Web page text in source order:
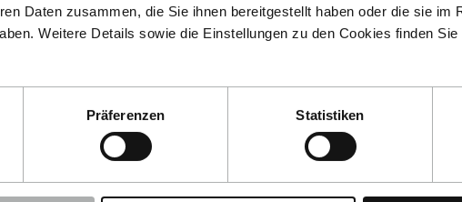
Daten zusammen, die Sie ihnen bereitgestellt haben oder die sie im
Weitere Details sowie die Einstellungen zu den Cookies finden Sie
Präferenzen Statistiken